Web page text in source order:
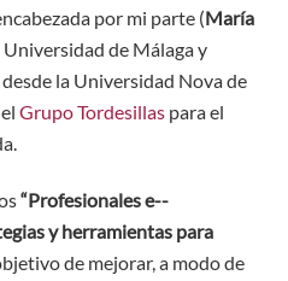
por mi parte (María
Universidad de Málaga y
desde la U​niversidad Nova de
Grupo Tordesillas para el
“Profesionales e-­
y herramientas para
de mejorar, a modo de